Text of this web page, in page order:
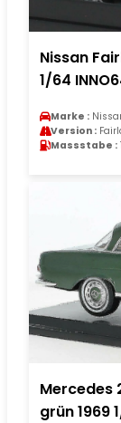
Nissan
1/64
Marke :
Version :
Massstabe :
Mercedes
grün 1969